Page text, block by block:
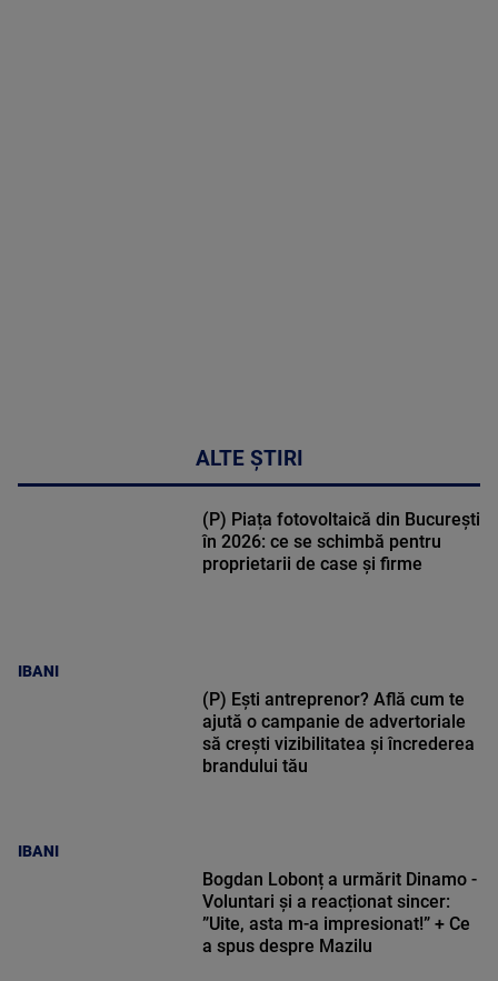
ALTE ȘTIRI
IBANI
(P) Piața fotovoltaică din București
în 2026: ce se schimbă pentru
proprietarii de case și firme
IBANI
(P) Ești antreprenor? Află cum te
ajută o campanie de advertoriale
să crești vizibilitatea și încrederea
brandului tău
Bogdan Lobonț a urmărit Dinamo -
Voluntari și a reacționat sincer:
”Uite, asta m-a impresionat!” + Ce
a spus despre Mazilu